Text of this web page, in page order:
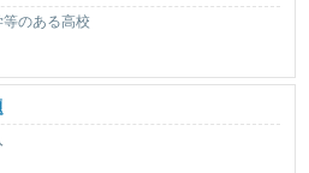
のある高校